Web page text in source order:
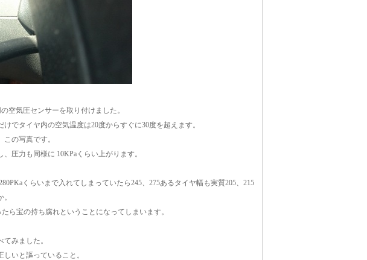
空気圧センサーを取り付けました。
でタイヤ内の空気温度は20度からすぐに30度を超えます。
の写真です。
圧力も同様に 10KPaくらい上がります。
くらいまで入れてしまっていたら245、275あるタイヤ幅も実質205、215
ら宝の持ち腐れということになってしまいます。
みました。
いと謳っていること。